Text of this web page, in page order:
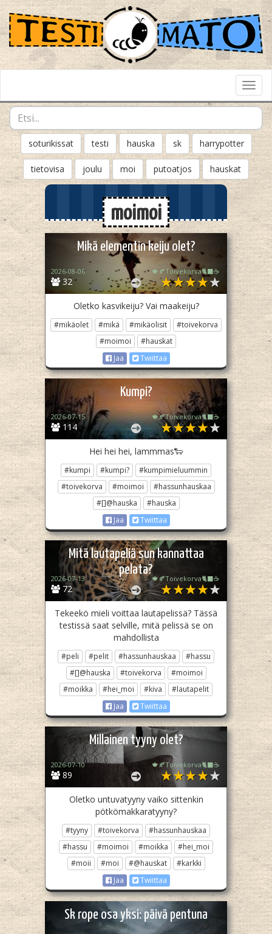
soturikissat testi hauska sk harrypotter
tietovisa joulu moi putoatjos hauskat
moimoi
Mikä elementin keiju olet?
32
2026-08-06 🍁🍂Toivekorva🐈‍⬛☕
Oletko kasvikeiju? Vai maakeiju?
#mikäolet #mikä #mikäolisit
#toivekorva
#moimoi
#hauskat
Jaa
Twiittaa
Kumpi?
114
2026-07-15 🍁🍂Toivekorva🐈‍⬛☕
Hei hei hei, lammmas🐑
#kumpi #kumpi?
#kumpimieluummin
#toivekorva
#moimoi
#hassunhauskaa
#[]@hauska
#hauska
Jaa
Twiittaa
Mitä lautapeliä sun kannattaa
pelata?
72
2026-07-13 🍁🍂Toivekorva🐈‍⬛☕
Tekeekö mieli voittaa lautapelissä? Tässä
testissä saat selville, mitä pelissä se on
mahdollista
#peli #pelit #hassunhauskaa
#hassu
#[]@hauska
#toivekorva
#moimoi
#moikka
#hei_moi #kiva
#lautapelit
Jaa
Twiittaa
Millainen tyyny olet?
89
2026-07-10 🍁🍂Toivekorva🐈‍⬛☕
Oletko untuvatyyny vaiko sittenkin
pötkömakkaratyyny?
#tyyny #toivekorva
#hassunhauskaa
#hassu
#moimoi #moikka
#hei_moi
#moii
#moi #@hauskat
#karkki
Jaa
Twiittaa
Sk rope osa yksi: päivä pentuna